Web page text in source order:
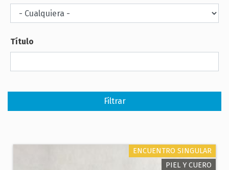
Título
ENCUENTRO SINGULAR
PIEL Y CUERO